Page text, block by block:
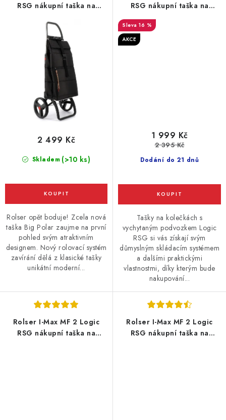
RSG nákupní taška na
Skladem (>10 ks)
2 499 Kč
Rolser opět boduje! Zcela nová
taška Big Polar zaujme na první
pohled svým atraktivním
designem. Nový rolovací systém
zavírání dělá z klasické tašky
unikátní moderní...
RSG nákupní taška na
velkých kolečkách, bordó
16 %
AKCE
Dodání do 21 dnů
1 999 Kč
2 395 Kč
Tašky na kolečkách s
vychytaným podvozkem Logic
RSG si vás získají svým
důmyslným skládacím systémem
a dalšími praktickými
vlastnostmi, díky kterým bude
nakupování...
Rolser I-Max MF 2 Logic
RSG nákupní taška na
Rolser I-Max MF 2 Logic
RSG nákupní taška na